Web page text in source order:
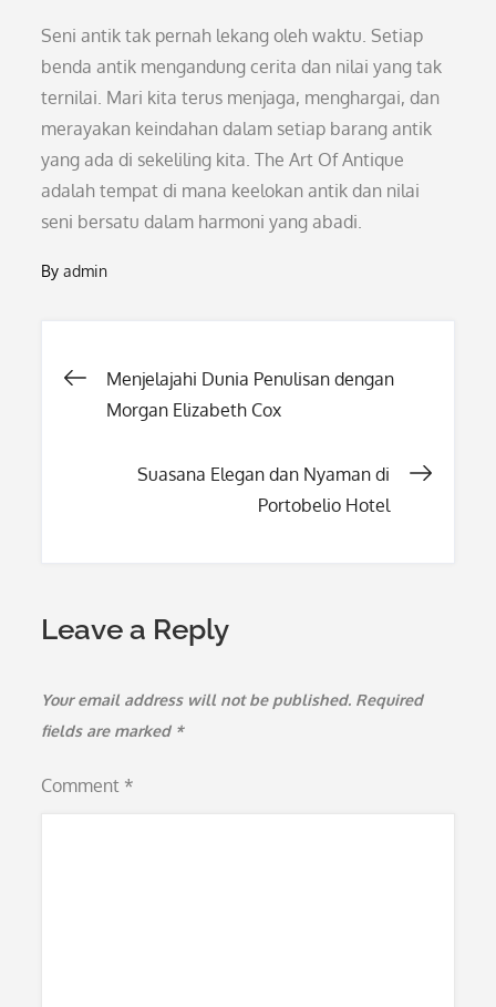
Seni antik tak pernah lekang oleh waktu. Setiap
benda antik mengandung cerita dan nilai yang tak
ternilai. Mari kita terus menjaga, menghargai, dan
merayakan keindahan dalam setiap barang antik
yang ada di sekeliling kita. The Art Of Antique
adalah tempat di mana keelokan antik dan nilai
seni bersatu dalam harmoni yang abadi.
Byadmin
Post
Menjelajahi Dunia Penulisan dengan
Morgan Elizabeth Cox
Suasana Elegan dan Nyaman di
Portobelio Hotel
Leave a Reply
Your email address will not be published. Required
fields are marked *
Comment *